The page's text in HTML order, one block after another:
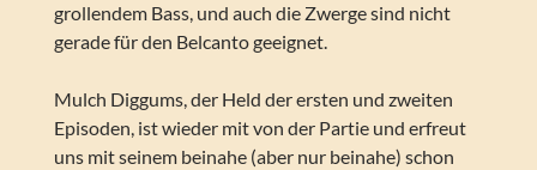
grollendem Bass, und auch die Zwerge sind nicht
gerade für den Belcanto geeignet.
Mulch Diggums, der Held der ersten und zweiten
Episoden, ist wieder mit von der Partie und erfreut
uns mit seinem beinahe (aber nur beinahe) schon